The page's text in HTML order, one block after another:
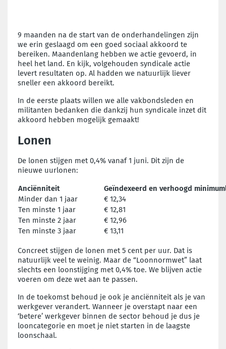
9 maanden na de start van de onderhandelingen zijn
we erin geslaagd om een goed sociaal akkoord te
bereiken. Maandenlang hebben we actie gevoerd, in
heel het land. En kijk, volgehouden syndicale actie
levert resultaten op. Al hadden we natuurlijk liever
sneller een akkoord bereikt.
In de eerste plaats willen we alle vakbondsleden en
militanten bedanken die dankzij hun syndicale inzet dit
akkoord hebben mogelijk gemaakt!
Lonen
De lonen stijgen met 0,4% vanaf 1 juni. Dit zijn de
nieuwe uurlonen:
Anciënniteit
Geïndexeerd en verhoogd
Minder dan 1 jaar
€ 12,34
Ten minste 1 jaar
€ 12,81
Ten minste 2 jaar
€ 12,96
Ten minste 3 jaar
€ 13,11
Concreet stijgen de lonen met 5 cent per uur. Dat is
natuurlijk veel te weinig. Maar de “Loonnormwet” laat
slechts een loonstijging met 0,4% toe. We blijven actie
voeren om deze wet aan te passen.
In de toekomst behoud je ook je anciënniteit als je van
werkgever verandert. Wanneer je overstapt naar een
‘betere’ werkgever binnen de sector behoud je dus je
looncategorie en moet je niet starten in de laagste
loonschaal.